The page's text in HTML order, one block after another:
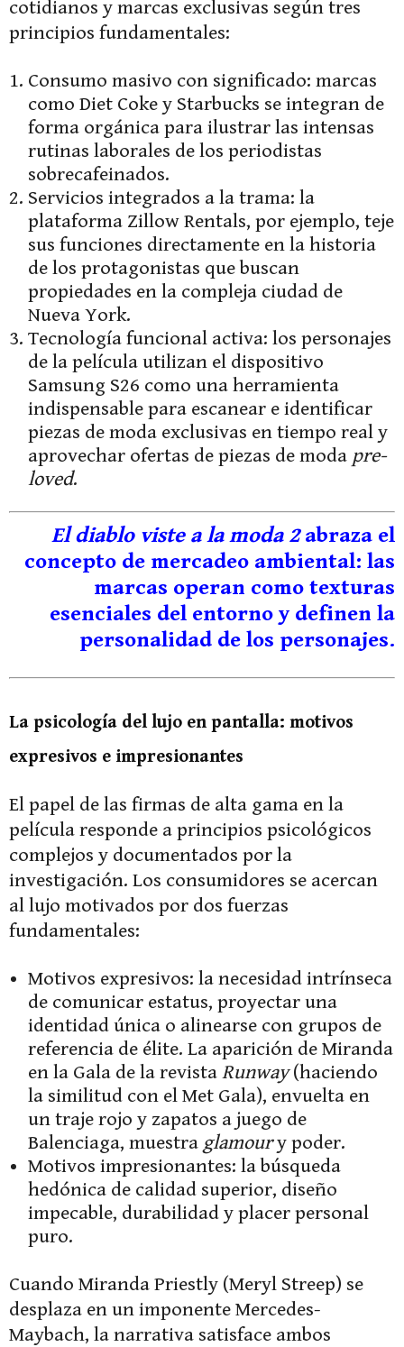
cotidianos y marcas exclusivas según tres
principios fundamentales:
Consumo masivo con significado: marcas
como Diet Coke y Starbucks se integran de
forma orgánica para ilustrar las intensas
rutinas laborales de los periodistas
sobrecafeinados.
Servicios integrados a la trama: la
plataforma Zillow Rentals, por ejemplo, teje
sus funciones directamente en la historia
de los protagonistas que buscan
propiedades en la compleja ciudad de
Nueva York.
Tecnología funcional activa: los personajes
de la película utilizan el dispositivo
Samsung S26 como una herramienta
indispensable para escanear e identificar
piezas de moda exclusivas en tiempo real y
aprovechar ofertas de piezas de moda pre-
loved.
El diablo viste a la moda 2abraza el
concepto de mercadeo ambiental: las
marcas operan como texturas
esenciales del entorno y definen la
personalidad de los personajes.
La psicología del lujo en pantalla: motivos
expresivos e impresionantes
El papel de las firmas de alta gama en la
película responde a principios psicológicos
complejos y documentados por la
investigación. Los consumidores se acercan
al lujo motivados por dos fuerzas
fundamentales:
Motivos expresivos: la necesidad intrínseca
de comunicar estatus, proyectar una
identidad única o alinearse con grupos de
referencia de élite. La aparición de Miranda
en la Gala de la revista Runway(haciendo
la similitud con el Met Gala), envuelta en
un traje rojo y zapatos a juego de
Balenciaga, muestra glamoury poder.
Motivos impresionantes: la búsqueda
hedónica de calidad superior, diseño
impecable, durabilidad y placer personal
puro.
Cuando Miranda Priestly (Meryl Streep) se
desplaza en un imponente Mercedes-
Maybach, la narrativa satisface ambos